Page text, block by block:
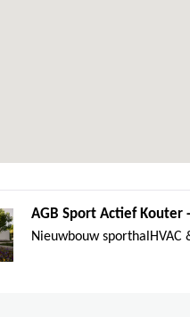
AGB Sport Actief Kouter
Nieuwbouw sporthalHVAC